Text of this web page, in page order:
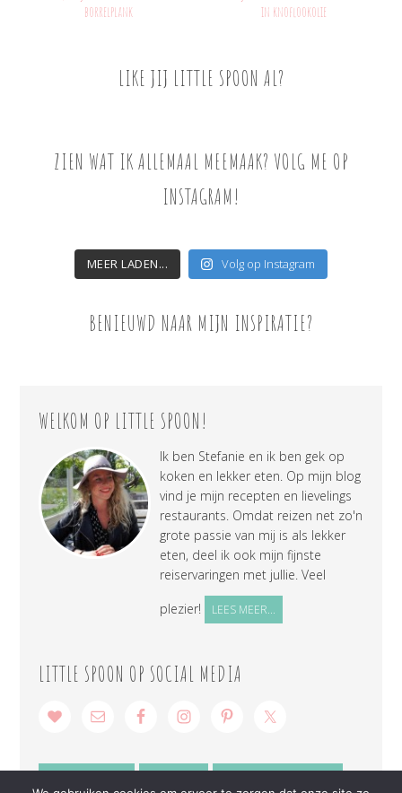
borrelplank
in knoflookolie
LIKE JIJ LITTLE SPOON AL?
ZIEN WAT IK ALLEMAAL MEEMAAK? VOLG ME OP
INSTAGRAM!
MEER LADEN... Volg op Instagram
BENIEUWD NAAR MIJN INSPIRATIE?
WELKOM OP LITTLE SPOON!
Ik ben Stefanie en ik ben gek op
koken en lekker eten. Op mijn blog
vind je mijn recepten en lievelings
restaurants. Omdat reizen net zo'n
grote passie van mij is als lekker
eten, deel ik ook mijn fijnste
reiservaringen met jullie. Veel
plezier!
LEES MEER...
LITTLE SPOON OP SOCIAL MEDIA